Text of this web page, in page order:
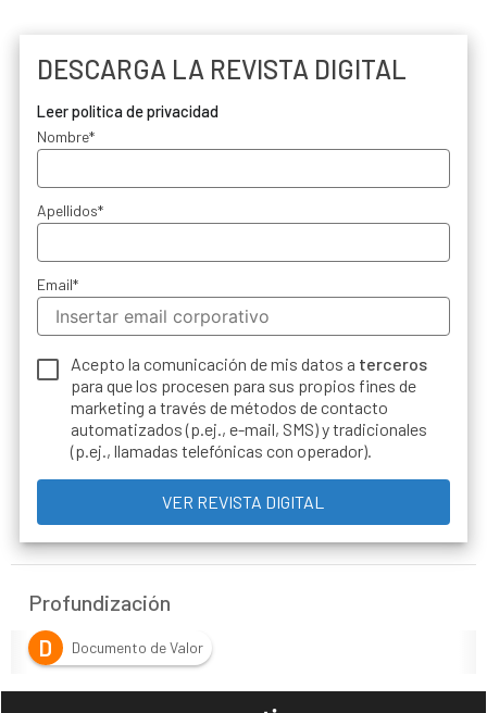
DESCARGA LA REVISTA DIGITAL
Leer politica de privacidad
Nombre*
Apellidos*
Email*
Acepto la comunicación de mis datos a terceros
para que los procesen para sus propios fines de
marketing a través de métodos de contacto
automatizados (p.ej., e-mail, SMS) y tradicionales
(p.ej., llamadas telefónicas con operador).
Profundización
D
Documento de Valor